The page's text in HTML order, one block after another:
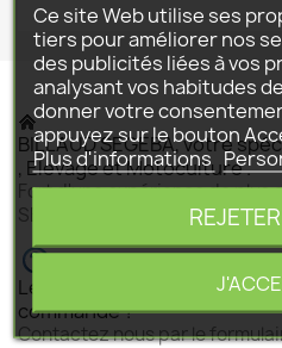
BILLAUD SEGEBA, votre
, Elevage et Motoculture .
Fort d'une expérience de plus
SEGEBA vous accompagne
Le produit est disponible
commande ?
Contactez nous par le
Ce site Web utilise ses
tiers pour améliorer nos
des publicités liées à vos
analysant vos habitudes
donner votre
appuyez sur le bouton
Plus d'informations